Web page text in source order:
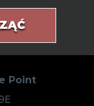
Point